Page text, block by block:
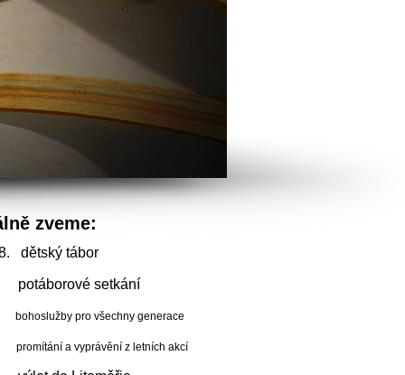
zveme:
dětský tábor
setkání
bohoslužby pro všechny generace
a vyprávění z letních akcí